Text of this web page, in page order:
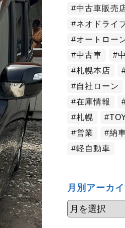
中古車販売
ネオドライ
オートロー
中古車
札幌本店
自社ローン
在庫情報
札幌
営業
納
軽自動車
月別アーカ